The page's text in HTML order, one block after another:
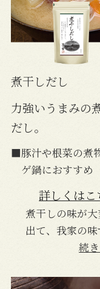
煮干しだし
力強いうまみの
だし。
■豚汁や根菜の煮
ゲ鍋におすすめ
詳しくはこ
煮干しの味が大
出て、我家の味
美味しいです。
続